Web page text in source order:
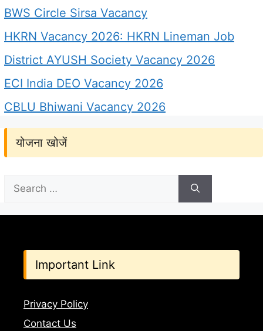
BWS Circle Sirsa Vacancy
HKRN Vacancy 2026: HKRN Lineman Job
District AYUSH Society Vacancy 2026
ECI India DEO Vacancy 2026
CBLU Bhiwani Vacancy 2026
योजना खोजें
for:
Important Link
Privacy Policy
Contact Us